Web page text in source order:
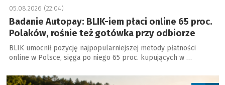
05.08.2026 (22:04)
Badanie Autopay: BLIK-iem płaci online 65 proc.
Polaków, rośnie też gotówka przy odbiorze
BLIK umocnił pozycję najpopularniejszej metody płatności
online w Polsce, sięga po niego 65 proc. kupujących w …
a